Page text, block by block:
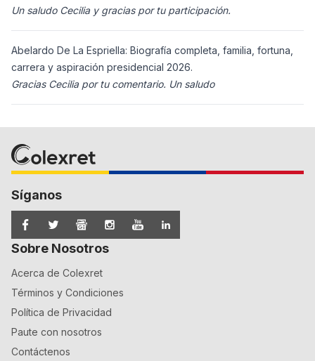
Un saludo Cecilia y gracias por tu participación.
Abelardo De La Espriella: Biografía completa, familia, fortuna,
carrera y aspiración presidencial 2026.
Gracias Cecilia por tu comentario. Un saludo
Síganos
Sobre Nosotros
Acerca de Colexret
Términos y Condiciones
Política de Privacidad
Paute con nosotros
Contáctenos